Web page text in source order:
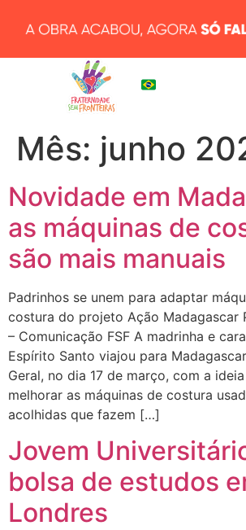
BRA
Mês: junho
Novidade em
as máquinas de
são mais manuais
Padrinhos se unem para adaptar
costura do projeto Ação Madagascar
– Comunicação FSF A madrinha e
Espírito Santo viajou para
Geral, no dia 17 de março, com a
melhorar as máquinas de costura
acolhidas que fazem […]
Jovem
bolsa de estudos
Londres